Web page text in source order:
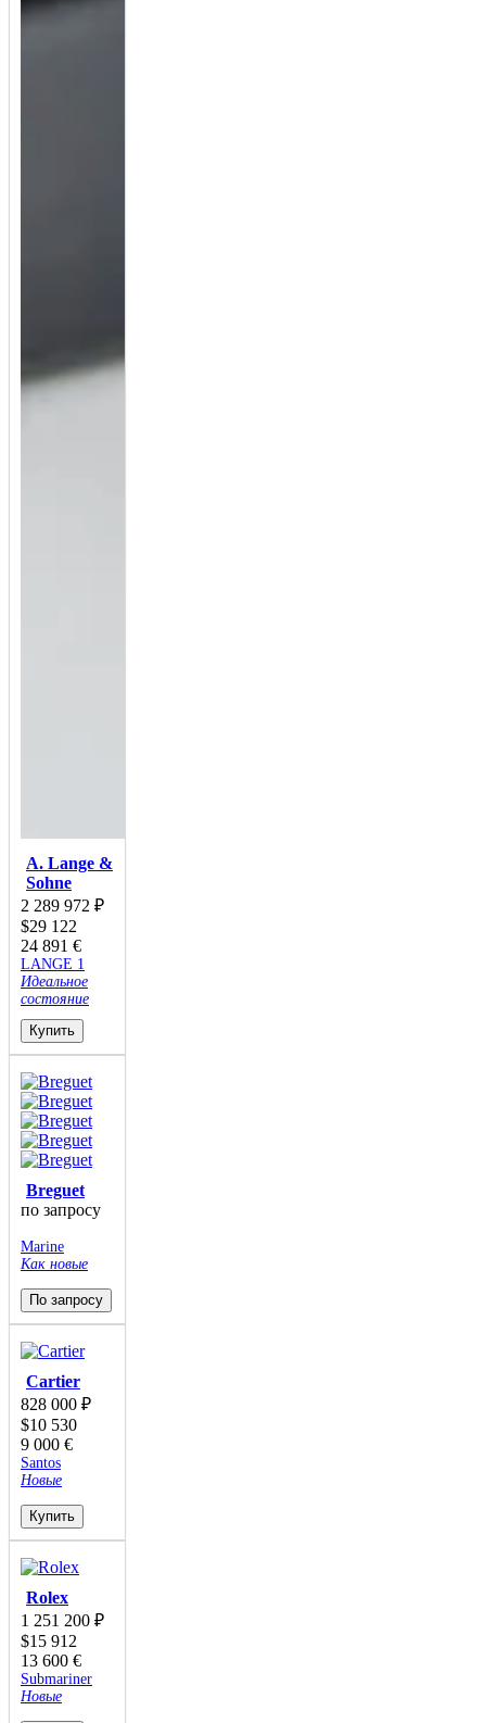
A. Lange &
Sohne
2 289 972 ₽
$29 122
24 891 €
LANGE 1
Идеальное
состояние
Купить
Breguet
по запросу
Marine
Как новые
По запросу
Cartier
828 000 ₽
$10 530
9 000 €
Santos
Новые
Купить
Rolex
1 251 200 ₽
$15 912
13 600 €
Submariner
Новые